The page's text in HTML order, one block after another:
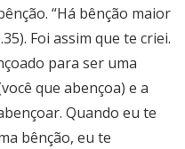
“Há bênção maior
Foi assim que te criei.
para ser uma
que abençoa) e a
Quando eu te
bênção, eu te